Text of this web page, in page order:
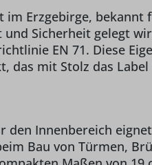
Erzgebirge, bekannt
Sicherheit gelegt
EN 71. Diese
das mit Stolz das
den Innenbereich
Bau von Türmen,